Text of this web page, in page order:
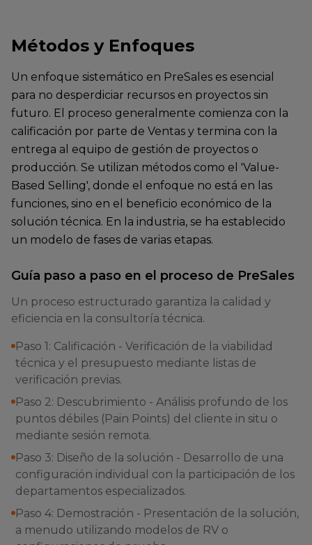
Métodos y Enfoques
Un enfoque sistemático en PreSales es esencial
para no desperdiciar recursos en proyectos sin
futuro. El proceso generalmente comienza con la
calificación por parte de Ventas y termina con la
entrega al equipo de gestión de proyectos o
producción. Se utilizan métodos como el 'Value-
Based Selling', donde el enfoque no está en las
funciones, sino en el beneficio económico de la
solución técnica. En la industria, se ha establecido
un modelo de fases de varias etapas.
Guía paso a paso en el proceso de PreSales
Un proceso estructurado garantiza la calidad y
eficiencia en la consultoría técnica.
Paso 1: Calificación - Verificación de la viabilidad
técnica y el presupuesto mediante listas de
verificación previas.
Paso 2: Descubrimiento - Análisis profundo de los
puntos débiles (Pain Points) del cliente in situ o
mediante sesión remota.
Paso 3: Diseño de la solución - Desarrollo de una
configuración individual con la participación de los
departamentos especializados.
Paso 4: Demostración - Presentación de la solución,
a menudo utilizando modelos de RV o